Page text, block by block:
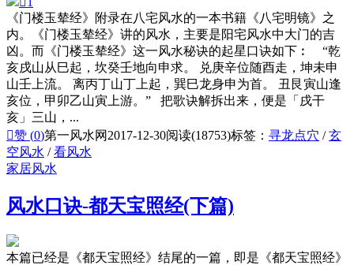
《门楼玉辇经》附录在八宅风水的一本书籍《八宅明镜》之
内。《门楼玉辇经》讲的风水，主要是阳宅风水中大门的吉
凶。而《门楼玉辇经》这一风水秘诀的起星口诀如下︰ “乾
亥戌山从巳起，坎癸壬地向申求。 兑庚辛位随酉走，坤未申
山壬上流。 离丙丁山丁上起，巽巳龙身申为首。 丑艮寅山逢
亥位，甲卯乙山寅上游。” 把歌诀解拆出来，便是「戌干
亥」三山，...
赞 (0)第一风水网 2017-12-30阅读(18753)标签： 寻龙点穴 /玄
空风水 /看风水
家居风水
风水口诀-都天宝照经(下篇)
本篇已经是《都天宝照经》结尾的一篇，即是《都天宝照经》